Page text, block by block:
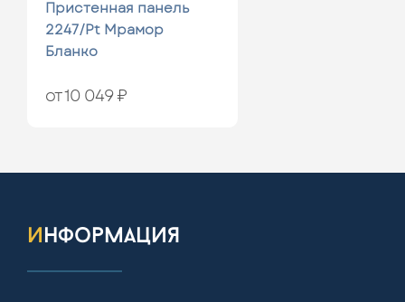
Пристенная панель
2247/Pt Мрамор
Бланко
от 10 049 ₽
информация